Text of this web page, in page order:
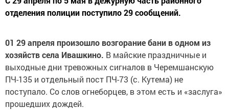
отделения полиции поступило 29 сообщений.
01 29 апреля произошло возгорание бани в одном из
хозяйств села Ивашкино. В майские праздничные и
выходные дни тревожных сигналов в Черемшанскую
ПЧ-135 и отдельный пост ПЧ-73 (с. Кутема) не
поступало. Со слов огнеборцев, в этом есть и «заслуга»
прошедших дождей.